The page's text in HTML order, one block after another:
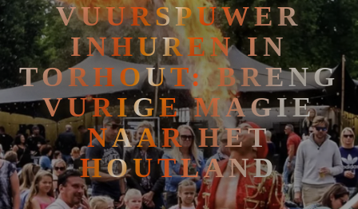
VUURSPUWER
INHUREN IN
TORHOUT: BRENG
VURIGE MAGIE
NAAR HET
HOUTLAND